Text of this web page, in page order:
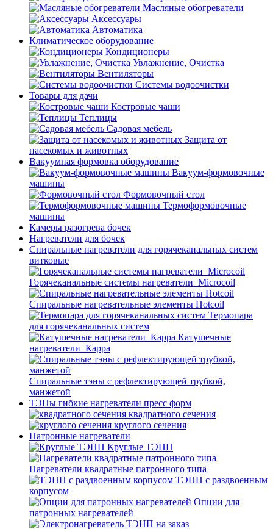
Масляные обогреватели
Аксессуары
Автоматика
Климатическое оборудование
Кондиционеры
Увлажнение, Очистка
Вентиляторы
Системы водоочистки
Товары для дачи
Костровые чаши
Теплицы
Садовая мебель
Защита от
насекомых и животных
Вакуумная формовка оборудование
Вакуум-формовочные
машины
Формовочный стол
Термоформовочные
машины
Камеры разогрева бочек
Нагреватели для бочек
Спиральные нагреватели для горячеканальных систем
витковые
Горячеканальные системы нагреватели_Microcoil
Спиральные нагревательные элементы Hotcoil
Термопара
для горячеканальных систем
Катушечные
нагреватели_Карра
Спиральные тэны с рефлектирующей трубкой,
манжетой
ТЭНы гибкие нагреватели пресс форм
квадратного сечения
круглого сечения
Патронные нагреватели
Круглые ТЭНП
Нагреватели квадратные патронного типа
ТЭНП с раздвоенным
корпусом
Опции для
патронных нагревателей